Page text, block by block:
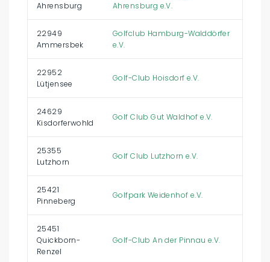
Ahrensburg
Ahrensburg e.V.
22949
Ammersbek
Golfclub Hamburg-Walddörfer
e.V.
22952
Lütjensee
Golf-Club Hoisdorf e.V.
24629
Kisdorferwohld
Golf Club Gut Waldhof e.V.
25355
Lutzhorn
Golf Club Lutzhorn e.V.
25421
Pinneberg
Golfpark Weidenhof e.V.
25451
Quickborn-
Renzel
Golf-Club An der Pinnau e.V.